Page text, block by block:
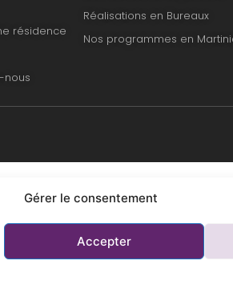
Gérer le consentement
Accepter
résidence
nous
Réalisations en Bureaux
Nos programmes en